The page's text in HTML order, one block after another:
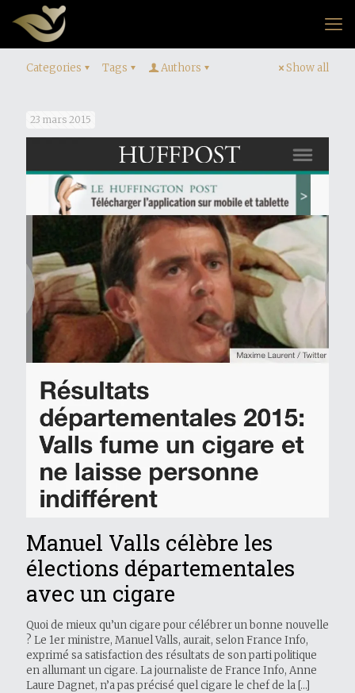
Categories Tags Authors Show all
23 mars 2015
Manuel Valls célèbre les
élections départementales
avec un cigare
Quoi de mieux qu’un cigare pour célébrer un bonne nouvelle
? Le 1er ministre, Manuel Valls, aurait, selon France Info,
exprimé sa satisfaction des résultats de son parti politique
en allumant un cigare. La journaliste de France Info, Anne
Laure Dagnet, n’a pas précisé quel cigare le chef de la […]